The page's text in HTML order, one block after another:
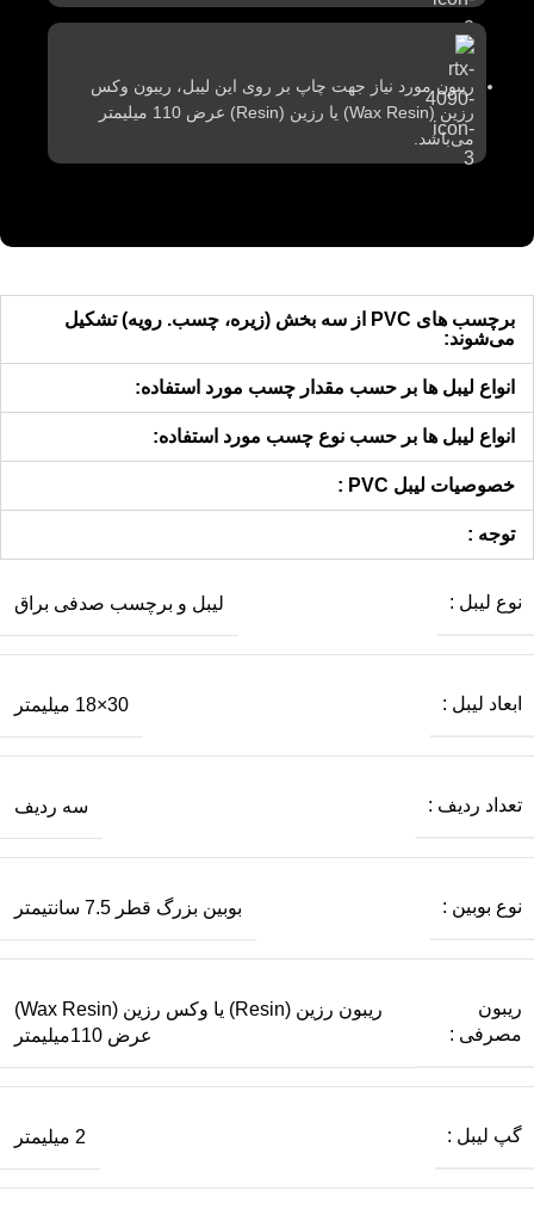
ریبون مورد نیاز جهت چاپ بر روی این لیبل، ریبون وکس
رزین (Wax Resin) یا رزین (Resin) عرض 110 میلیمتر
می‌باشد.
برچسب های PVC از سه بخش (زیره، چسب. رویه) تشکیل
می‌شوند:
انواع لیبل ها بر حسب مقدار چسب مورد استفاده:
انواع لیبل ها بر حسب نوع چسب مورد استفاده:
خصوصیات لیبل PVC :
توجه :
نوع لیبل : لیبل و برچسب صدفی براق
ابعاد لیبل : 30×18 میلیمتر
تعداد ردیف : سه ردیف
نوع بوبین : بوبین بزرگ قطر 7.5 سانتیمتر
ریبون
مصرفی :
ریبون رزین (Resin) یا وکس رزین (Wax Resin)
عرض 110میلیمتر
گپ لیبل : 2 میلیمتر